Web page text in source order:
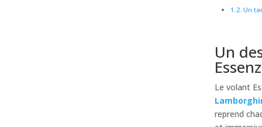
Un
Un
Le volant
reprend